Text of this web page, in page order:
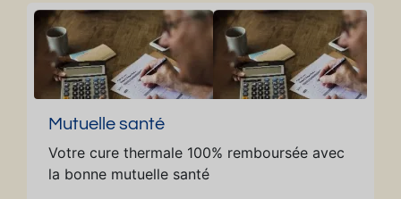
Mutuelle santé
Votre cure thermale 100% remboursée avec
la bonne mutuelle santé